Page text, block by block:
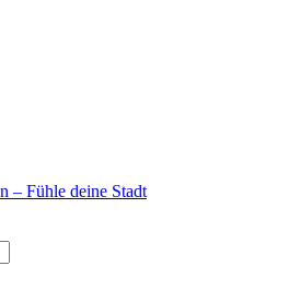
– Fühle deine Stadt